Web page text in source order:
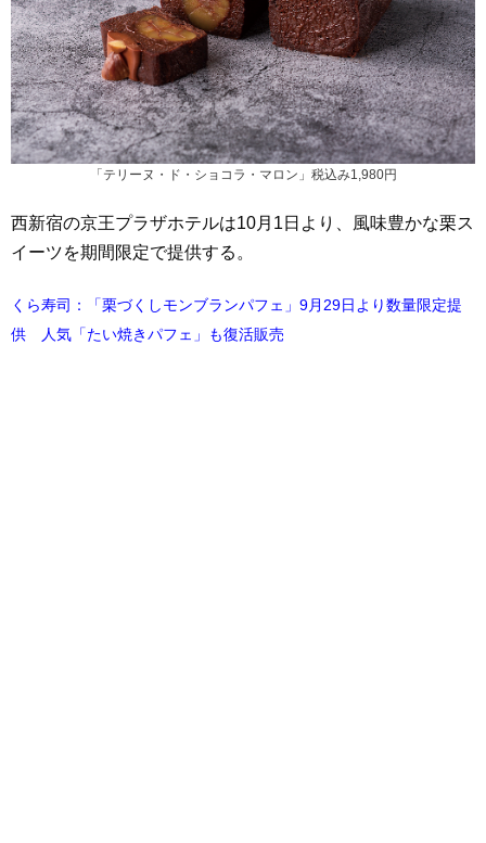
「テリーヌ・ド・ショコラ・マロン」税込み1,980円
西新宿の京王プラザホテルは10月1日より、風味豊かな栗ス
イーツを期間限定で提供する。
くら寿司：「栗づくしモンブランパフェ」9月29日より数量限定提
供 人気「たい焼きパフェ」も復活販売